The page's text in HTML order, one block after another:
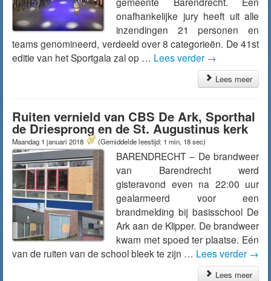
onafhankelijke jury heeft uit alle
inzendingen 21 personen en
teams genomineerd, verdeeld over 8 categorieën. De 41st
editie van het Sportgala zal op … Lees verder →
Lees meer
Ruiten vernield van CBS De Ark, Sporthal
de Driesprong en de St. Augustinus kerk
Maandag 1 januari 2018 (Gemiddelde leestijd: 1 min, 18 sec)
BARENDRECHT – De brandweer
van Barendrecht werd
gisteravond even na 22:00 uur
gealarmeerd voor een
brandmelding bij basisschool De
Ark aan de Klipper. De brandweer
kwam met spoed ter plaatse. Eén
van de ruiten van de school bleek te zijn … Lees verder →
Lees meer